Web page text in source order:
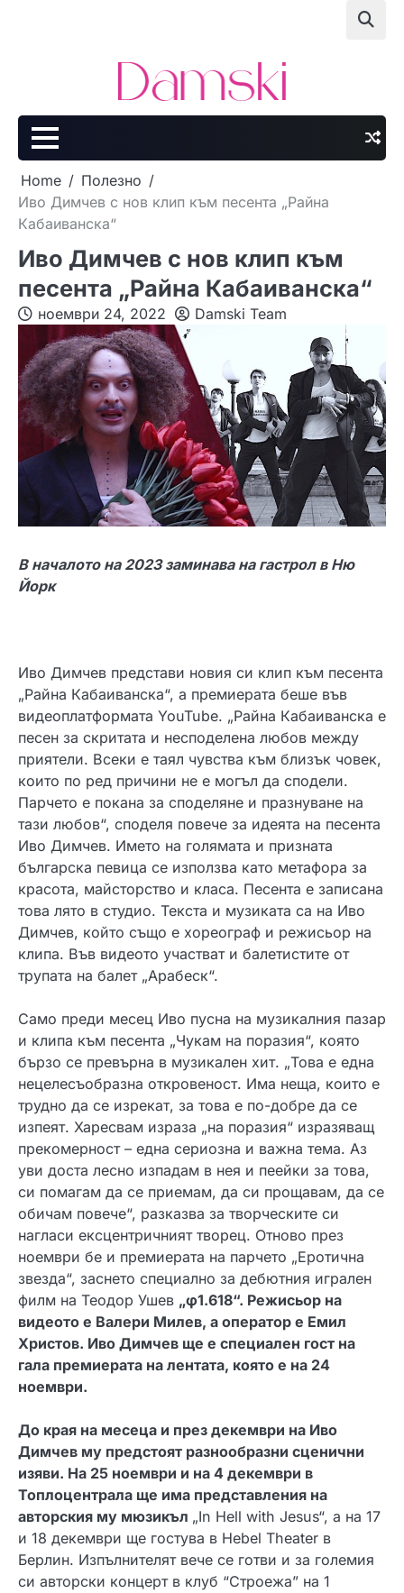
Home
Полезно
Иво Димчев с нов клип към песента „Райна
Кабаиванска“
Иво Димчев с нов клип към
песента „Райна Кабаиванска“
ноември 24, 2022 Damski Team
В началото на 2023 заминава на гастрол в Ню
Йорк
Иво Димчев представи новия си клип към песента
„Райна Кабаиванска“, а премиерата беше във
видеоплатформата YouTube. „Райна Кабаиванска е
песен за скритата и несподелена любов между
приятели. Всеки е таял чувства към близък човек,
които по ред причини не е могъл да сподели.
Парчето е покана за споделяне и празнуване на
тази любов“, споделя повече за идеята на песента
Иво Димчев. Името на голямата и призната
българска певица се използва като метафора за
красота, майсторство и класа. Песента е записана
това лято в студио. Текста и музиката са на Иво
Димчев, който също е хореограф и режисьор на
клипа. Във видеото участват и балетистите от
трупата на балет „Арабеск“.
Само преди месец Иво пусна на музикалния пазар
и клипа към песента „Чукам на поразия“, която
бързо се превърна в музикален хит. „Това е една
нецелесъобразна откровеност. Има неща, които е
трудно да се изрекат, за това е по-добре да се
изпеят. Харесвам израза „на поразия“ изразяващ
прекомерност – една сериозна и важна тема. Аз
уви доста лесно изпадам в нея и пеейки за това,
си помагам да се приемам, да си прощавам, да се
обичам повече“, разказва за творческите си
нагласи ексцентричният творец. Отново през
ноември бе и премиерата на парчето „Еротична
звезда“, заснето специално за дебютния игрален
филм на Теодор Ушев „φ1.618“. Режисьор на
видеото е Валери Милев, а оператор е Емил
Христов. Иво Димчев ще е специален гост на
гала премиерата на лентата, която е на 24
ноември.
До края на месеца и през декември на Иво
Димчев му предстоят разнообразни сценични
изяви. На 25 ноември и на 4 декември в
Топлоцентрала ще има представления на
авторския му мюзикъл „In Hell with Jesus“, а на 17
и 18 декември ще гостува в Hebel Theater в
Берлин. Изпълнителят вече се готви и за големия
си авторски концерт в клуб “Строежа” на 1